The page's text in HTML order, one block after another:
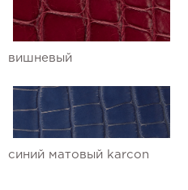
вишневый
синий матовый karcon